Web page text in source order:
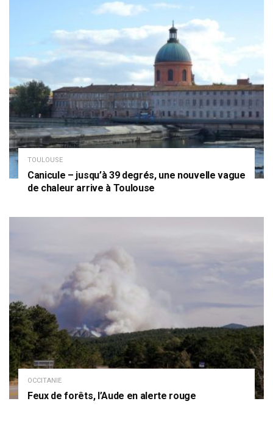
TOULOUSE
Canicule – jusqu’à 39 degrés, une nouvelle vague
de chaleur arrive à Toulouse
OCCITANIE
Feux de forêts, l’Aude en alerte rouge